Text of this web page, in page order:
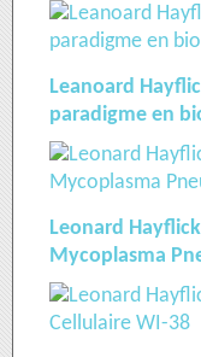
Leanoard
paradigme en
Leonard
Mycoplasma